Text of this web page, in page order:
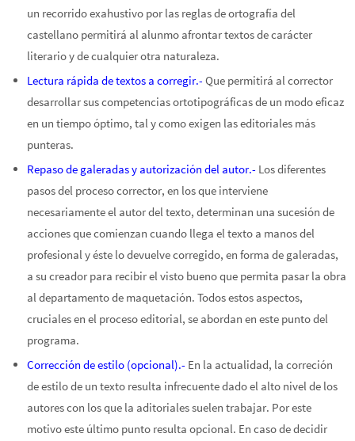
un recorrido exahustivo por las reglas de ortografía del
castellano permitirá al alunmo afrontar textos de carácter
literario y de cualquier otra naturaleza.
Lectura rápida de textos a corregir.- Que permitirá al corrector
desarrollar sus competencias ortotipográficas de un modo eficaz
en un tiempo óptimo, tal y como exigen las editoriales más
punteras.
Repaso de galeradas y autorización del autor.- Los diferentes
pasos del proceso corrector, en los que interviene
necesariamente el autor del texto, determinan una sucesión de
acciones que comienzan cuando llega el texto a manos del
profesional y éste lo devuelve corregido, en forma de galeradas,
a su creador para recibir el visto bueno que permita pasar la obra
al departamento de maquetación. Todos estos aspectos,
cruciales en el proceso editorial, se abordan en este punto del
programa.
Corrección de estilo (opcional).- En la actualidad, la correción
de estilo de un texto resulta infrecuente dado el alto nivel de los
autores con los que la aditoriales suelen trabajar. Por este
motivo este último punto resulta opcional. En caso de decidir